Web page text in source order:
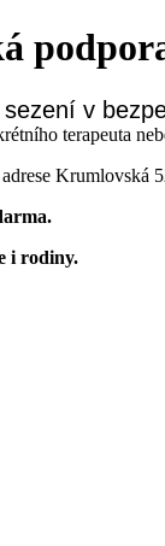
v
terapeuta
Krumlovská
i rodiny.